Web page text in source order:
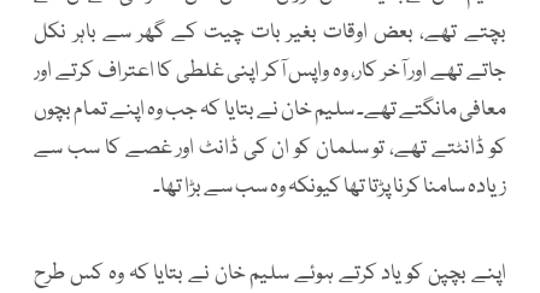
بچتے تھے، بعض اوقات بغیر بات چیت کے گھر سے باہر نکل
جاتے تھے اور آخر کار، وہ واپس آکر اپنی غلطی کا اعتراف کرتے اور
معافی مانگتے تھے۔ سلیم خان نے بتایا کہ جب وہ اپنے تمام بچوں
کو ڈانٹتے تھے، تو سلمان کو ان کی ڈانٹ اور غصے کا سب سے
زیادہ سامنا کرنا پڑتا تھا کیونکہ وہ سب سے بڑا تھا۔
اپنے بچپن کو یاد کرتے ہوئے سلیم خان نے بتایا کہ وہ کس طرح